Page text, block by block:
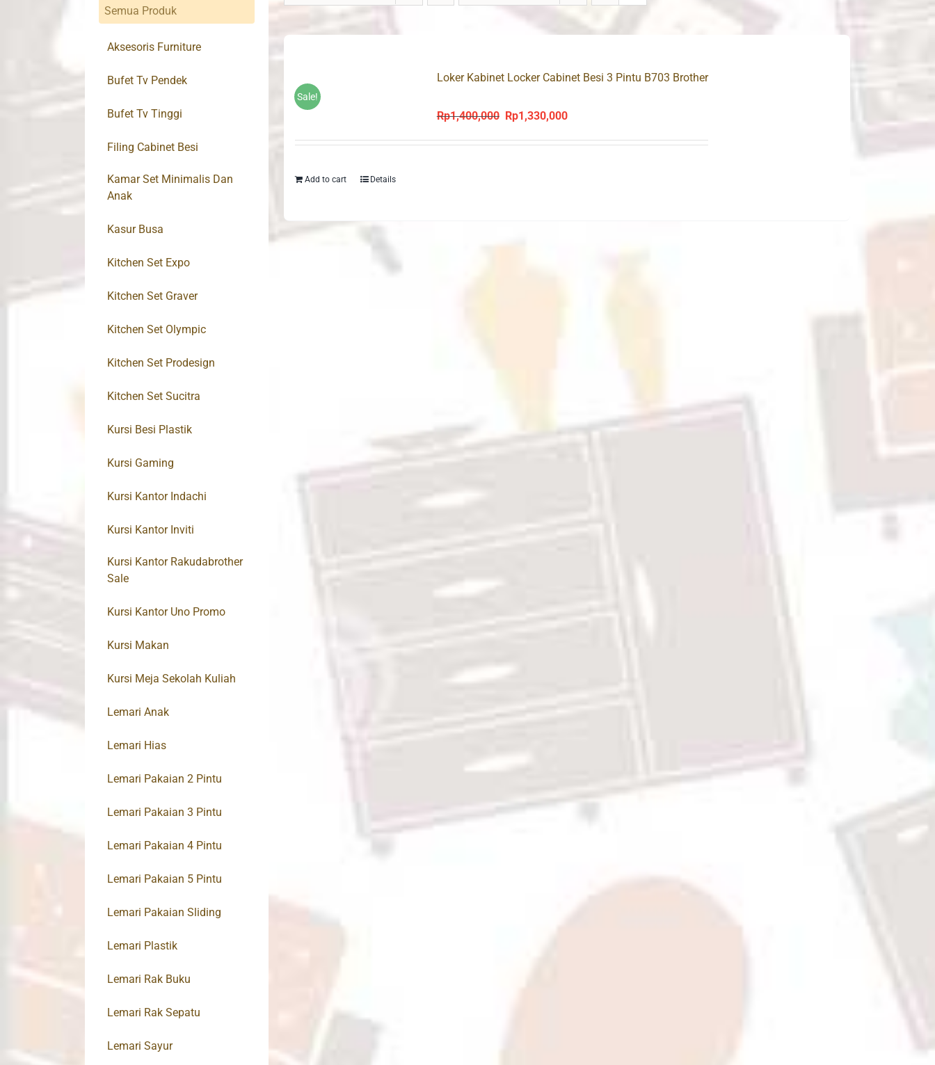
Sale!
Loker Kabinet Locker Cabinet Besi 3 Pintu B703 Brother
Rp1,400,000
Original
Rp1,330,000Current
Add to cart Details
Semua Produk
Aksesoris Furniture
Bufet Tv Pendek
Bufet Tv Tinggi
Filing Cabinet Besi
Kamar Set Minimalis Dan
Anak
Kasur Busa
Kitchen Set Expo
Kitchen Set Graver
Kitchen Set Olympic
Kitchen Set Prodesign
Kitchen Set Sucitra
Kursi Besi Plastik
Kursi Gaming
Kursi Kantor Indachi
Kursi Kantor Inviti
Kursi Kantor Rakudabrother
Sale
Kursi Kantor Uno Promo
Kursi Makan
Kursi Meja Sekolah Kuliah
Lemari Anak
Lemari Hias
Lemari Pakaian 2 Pintu
Lemari Pakaian 3 Pintu
Lemari Pakaian 4 Pintu
Lemari Pakaian 5 Pintu
Lemari Pakaian Sliding
Lemari Plastik
Lemari Rak Buku
Lemari Rak Sepatu
Lemari Sayur